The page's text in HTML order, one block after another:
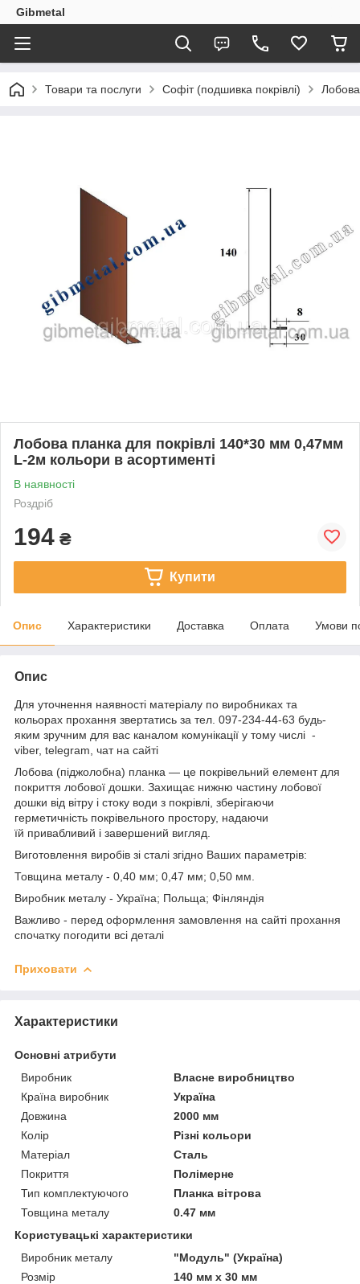
Gibmetal
Товари та послуги Софіт (подшивка покрівлі)
Лобова планка для покрівлі 140*30 мм 0,47мм
L-2м кольори в асортименті
В наявності
Роздріб
194 ₴
Купити
Опис Характеристики Доставка Оплата Умови
Опис
Для уточнення наявності матеріалу по виробниках та
кольорах прохання звертатись за тел. 097-234-44-63 будь-
яким зручним для вас каналом комунікації у тому числі -
viber, telegram, чат на сайті
Лобова (піджолобна) планка ― це покрівельний елемент для
покриття лобової дошки. Захищає нижню частину лобової
дошки від вітру і стоку води з покрівлі, зберігаючи
герметичність покрівельного простору, надаючи
їй привабливий і завершений вигляд.
Виготовлення виробів зі сталі згідно Ваших параметрів:
Товщина металу - 0,40 мм; 0,47 мм; 0,50 мм.
Виробник металу - Україна; Польща; Фінляндія
Важливо - перед оформлення замовлення на сайті прохання
спочатку погодити всі деталі
Приховати
Характеристики
Основні атрибути
Виробник
Власне виробництво
Країна виробник
Україна
Довжина
2000 мм
Колір
Різні кольори
Матеріал
Сталь
Покриття
Полімерне
Тип комплектуючого
Планка вітрова
Товщина металу
0.47 мм
Користувацькі характеристики
Виробник металу
"Модуль" (Україна)
Розмір
140 мм х 30 мм